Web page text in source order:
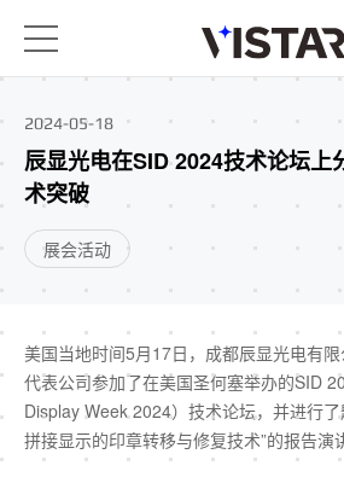
2024-05-18
辰显光电在SID 2024技术论坛
术突破
展会活动
美国当地时间5月17日，成都辰显光电有
代表公司参加了在美国圣何塞举办的SID
Display Week 2024）技术论坛，并进行
拼接显示的印章转移与修复技术”的报告演